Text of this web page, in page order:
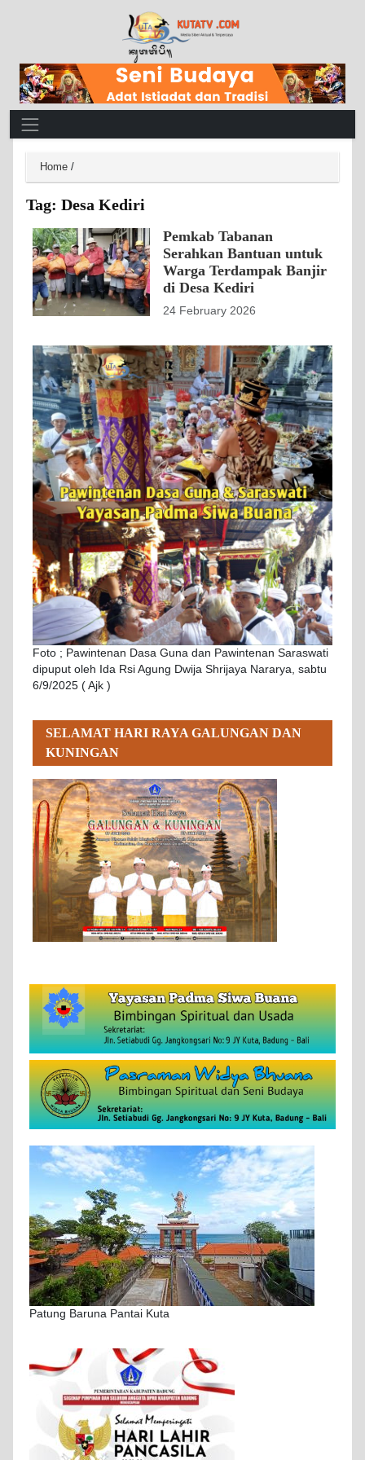
Main Navigation
Home /
Tag: Desa Kediri
Pemkab Tabanan
Serahkan Bantuan untuk
Warga Terdampak Banjir
di Desa Kediri
24 February 2026
Foto ; Pawintenan Dasa Guna dan Pawintenan Saraswati
dipuput oleh Ida Rsi Agung Dwija Shrijaya Nararya, sabtu
6/9/2025 ( Ajk )
SELAMAT HARI RAYA GALUNGAN DAN
KUNINGAN
Patung Baruna Pantai Kuta